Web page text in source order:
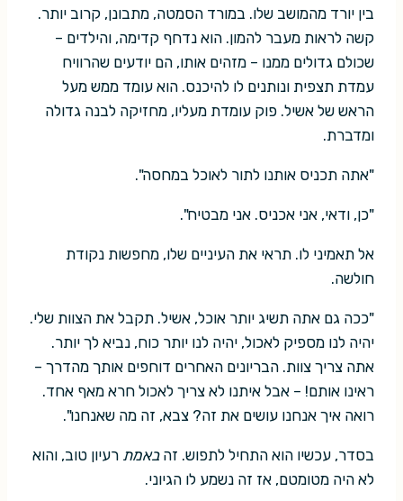
בין יורד מהמושב שלו. במורד הסמטה, מתבונן, קרוב יותר.
קשה לראות מעבר להמון. הוא נדחף קדימה, והילדים –
שכולם גדולים ממנו – מזהים אותו, הם יודעים שהרוויח
עמדת תצפית ונותנים לו להיכנס. הוא עומד ממש מעל
הראש של אשיל. פוק עומדת מעליו, מחזיקה לבנה גדולה
ומדברת.
"אתה תכניס אותנו לתור לאוכל במחסה".
"כן, ודאי, אני אכניס. אני מבטיח".
אל תאמיני לו. תראי את העיניים שלו, מחפשות נקודת
חולשה.
"ככה גם אתה תשיג יותר אוכל, אשיל. תקבל את הצוות שלי.
יהיה לנו מספיק לאכול, יהיה לנו יותר כוח, נביא לך יותר.
אתה צריך צוות. הבריונים האחרים דוחפים אותך מהדרך –
ראינו אותם! – אבל איתנו לא צריך לאכול חרא מאף אחד.
רואה איך אנחנו עושים את זה? צבא, זה מה שאנחנו".
בסדר, עכשיו הוא התחיל לתפוש. זהבאמת רעיון טוב, והוא
לא היה מטומטם, אז זה נשמע לו הגיוני.